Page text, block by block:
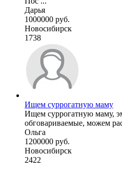
Дарья
1000000 руб.
Новосибирск
1738
Ищем суррогатную маму
Ищем суррогатную маму,
обговариваемые, можем
Ольга
1200000 руб.
Новосибирск
2422